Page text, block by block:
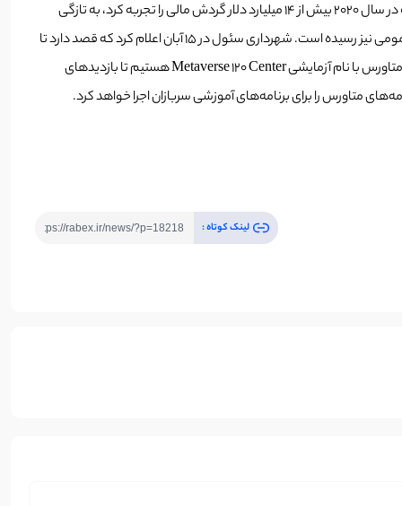
متاورس و هوش مصنوعی در چندین صنعت از جمله خرید خرده فروشی، امور مالی و حتی خدمات عمومی راه پیدا کرده‌اند. شرکت Lotte Home Shopping که در سال 2020 بیش از 14 میلیارد دلار گردش مالی را تجربه کرد، به تازگی
پروژه Lucy را معرفی کرده است، مدلی مجازی برای کمک به تبلیغ محصولات این برند. استقرار واقعیت مجازی پا را از این هم فراتر گذاشته و به بخش خدمات عمومی نیز رسیده است. شهرداری سئول در 15 آبان اعلام کرد که قصد دارد تا
سال 2023 پلت فرم Metaverse خود را بسازد، جایی که ساکنان بتوانند امور اداری خود را انجام دهند. نیک کلگ، معاون متا می‌گوید: «ما در حال ساختن برای متاورس با نام آزمایشی Metaverse 120 Center هستیم تا بازدیدهای
لینک کوتاه :